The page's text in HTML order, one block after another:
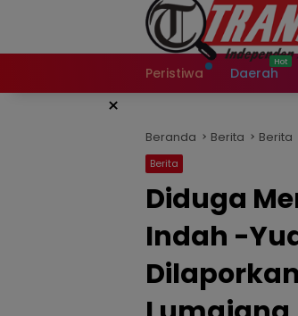
Peristiwa
Daerah
×
Beranda Berita Berita
Berita
Diduga
Indah -